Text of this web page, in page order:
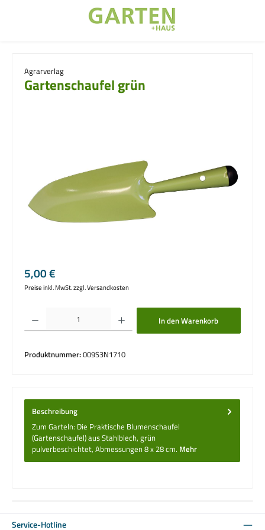
Agrarverlag
Gartenschaufel grün
Regulärer Preis:
5,00 €
Preise inkl. MwSt. zzgl. Versandkosten
Produkt Anzahl: Gib den gewünschten Wert ein oder benutze die Schaltflächen um
In den Warenkorb
Produktnummer:009S3N1710
Beschreibung
Zum Garteln: Die Praktische Blumenschaufel
(Gartenschaufel) aus Stahlblech, grün
pulverbeschichtet, Abmessungen 8 x 28 cm. Mehr
Service-Hotline